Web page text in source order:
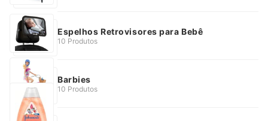
Espelhos Retrovisores para Bebê
10 Produtos
Barbies
10 Produtos